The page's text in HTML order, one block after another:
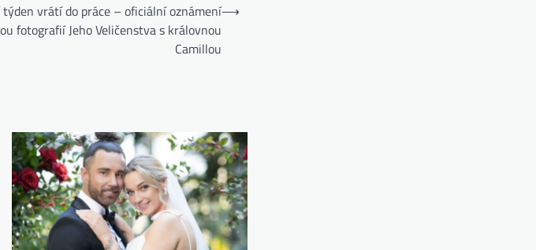
vrátí do práce – oficiální oznámení
fotografií Jeho Veličenstva s královnou
Camillou
⟶